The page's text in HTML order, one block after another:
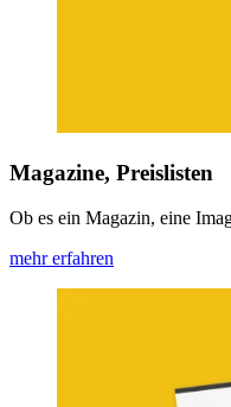
Magazine, Preislisten
Ob es ein Magazin, eine
mehr erfahren